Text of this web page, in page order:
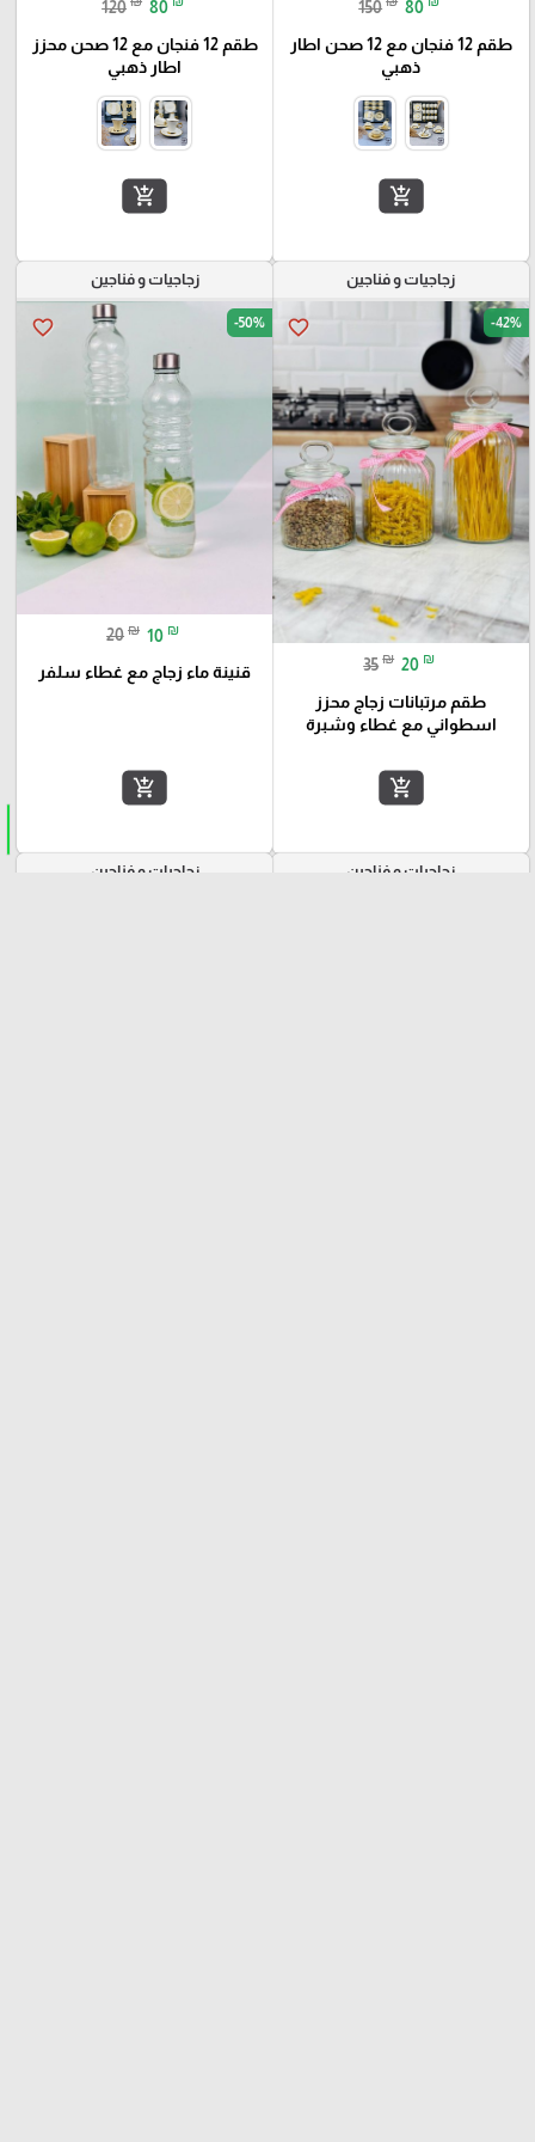
150 80
طقم 12 فنجان مع 12 صحن اطار
ذهبي
add_shopping_cart
120 80
طقم 12 فنجان مع 12 صحن محزز
اطار ذهبي
add_shopping_cart
زجاجيات و فناجين
favorite_border -42%
35 ₪ 20 ₪
طقم مرتبانات زجاج محزز
اسطواني مع غطاء وشبرة
add_shopping_cart
زجاجيات و فناجين
favorite_border -50%
20 ₪ 10 ₪
قنينة ماء زجاج مع غطاء سلفر
add_shopping_cart
زجاجيات و فناجين زجاجيات و فناجين